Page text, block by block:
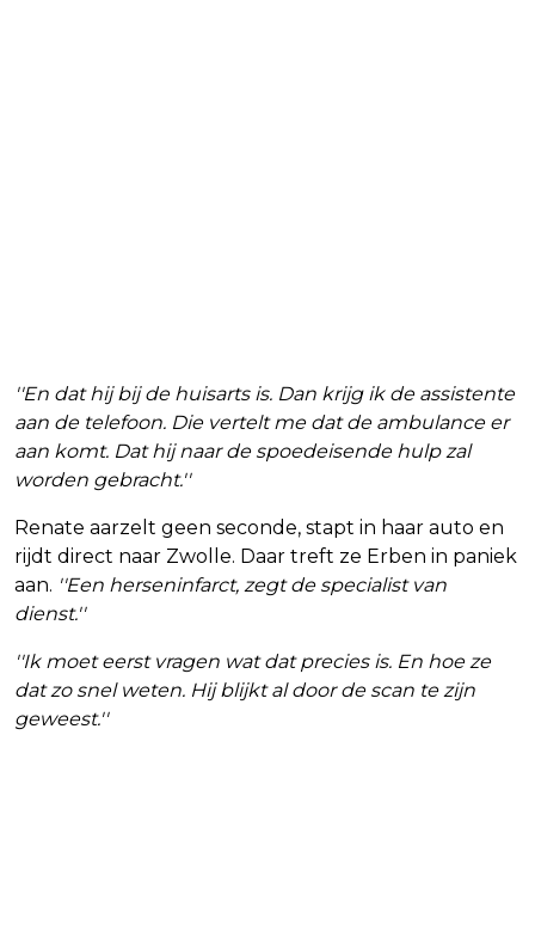
''En dat hij bij de huisarts is. Dan krijg ik de assistente
aan de telefoon. Die vertelt me dat de ambulance er
aan komt. Dat hij naar de spoedeisende hulp zal
worden gebracht.''
Renate aarzelt geen seconde, stapt in haar auto en
rijdt direct naar Zwolle. Daar treft ze Erben in paniek
aan. ''Een herseninfarct, zegt de specialist van
dienst.''
''Ik moet eerst vragen wat dat precies is. En hoe ze
dat zo snel weten. Hij blijkt al door de scan te zijn
geweest.''